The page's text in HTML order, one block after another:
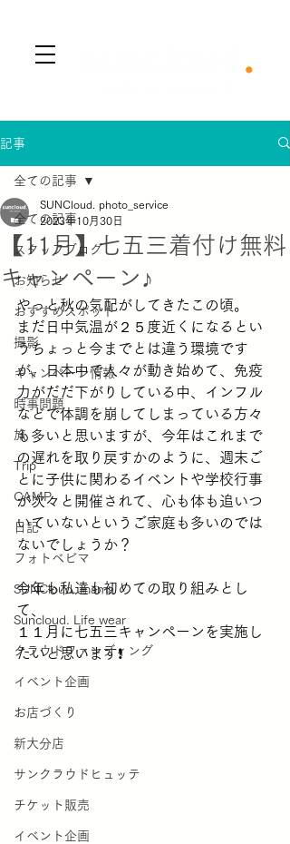
記事
全ての記事
スタッフブログ
お知らせ
おすすめスポット
撮影
キャンペーン情報
時事問題
旅
Trip
CAMP
日記
フォトベビマ
SUNCloud. mama
Suncloud. Life wear
クラウドファンディング
イベント企画
お店づくり
新大分店
サンクラウドヒュッテ
チケット販売
イベント企画
全ての記事
【11月】七五三着付け無料
キャンペーン♪
SUNCloud. photo_service
2023年10月30日
やっと秋の気配がしてきたこの頃。
まだ日中気温が２５度近くになるとい
うちょっと今までとは違う環境です
が、日本中で人々が動き始めて、免疫
力がだだ下がりしている中、インフル
などで体調を崩してしまっている方々
も多いと思いますが、今年はこれまで
の遅れを取り戻すかのように、週末ご
とに子供に関わるイベントや学校行事
が次々と開催されて、心も体も追いつ
いていないというご家庭も多いのでは
ないでしょうか？
今年も私達も初めての取り組みとし
て、
１１月に七五三キャンペーンを実施し
たいと思います❗